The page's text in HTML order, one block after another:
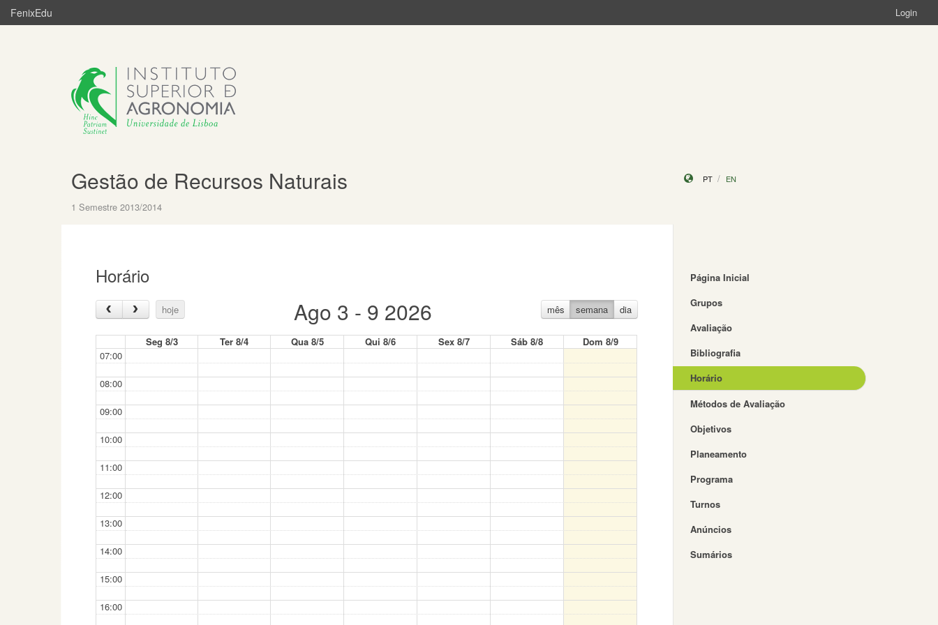
FenixEdu Login
Gestão de Recursos Naturais
1 Semestre 2013/2014
PT EN
Horário
hoje mês semana dia
Ago 3 - 9 2026
Seg 8/3 Ter 8/4 Qua 8/5 Qui 8/6 Sex 8/7 Sáb 8/8
Dom 8/9
07:00
08:00
09:00
10:00
11:00
12:00
13:00
14:00
15:00
16:00
Página Inicial
Grupos
Avaliação
Bibliografia
Horário
Métodos de Avaliação
Objetivos
Planeamento
Programa
Turnos
Anúncios
Sumários